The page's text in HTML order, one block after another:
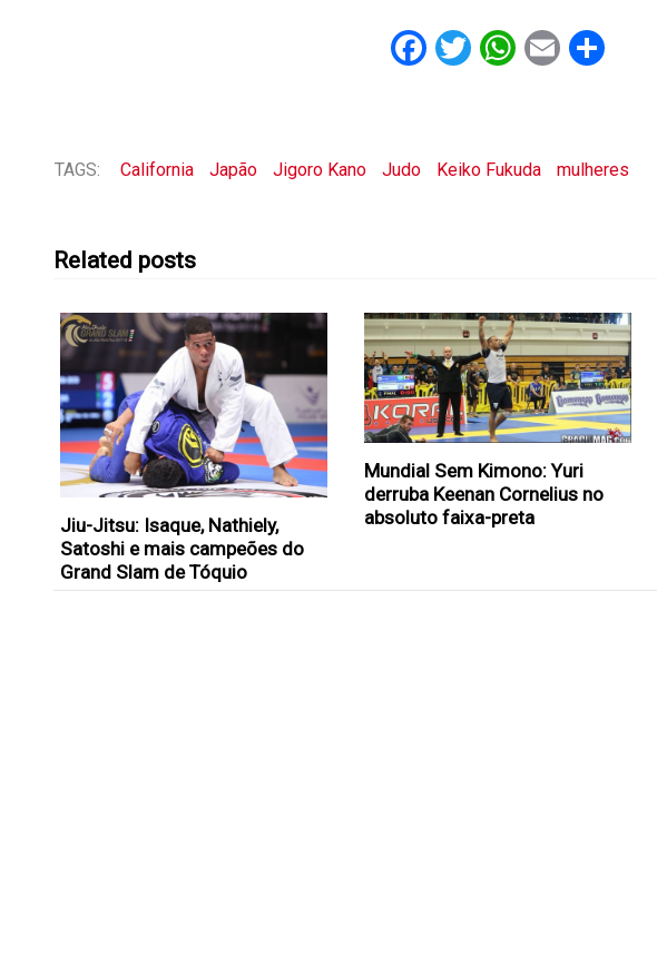
Facebook
Twitter
WhatsApp
Email
TAGS: California Japão Jigoro Kano Judo Keiko Fukuda mulheres
Related posts
Jiu-Jitsu: Isaque, Nathiely,
Satoshi e mais campeões do
Grand Slam de Tóquio
Mundial Sem Kimono: Yuri
derruba Keenan Cornelius no
absoluto faixa-preta